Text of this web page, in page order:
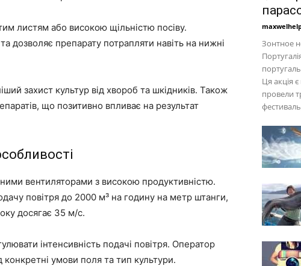
листям або високою щільністю посіву.
дозволяє препарату потрапляти навіть на нижні
захист культур від хвороб та шкідників. Також
що позитивно впливає на результат
вентиляторами з високою продуктивністю.
повітря до 2000 м³ на годину на метр штанги,
досягає 35 м/с.
інтенсивність подачі повітря. Оператор
умови поля та тип культури.
Зонтное
Ця акція
провели